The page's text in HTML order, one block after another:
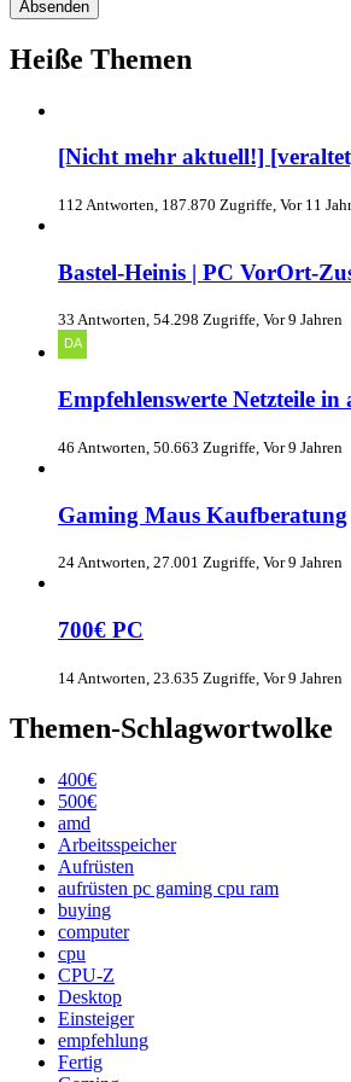
Heiße Themen
[Nicht mehr aktuell!]
112 Antworten, 187.870 Zugriffe, Vor 11
Bastel-Heinis | PC VorOrt-
33 Antworten, 54.298 Zugriffe, Vor 9 Jahren
Empfehlenswerte Netzteile
46 Antworten, 50.663 Zugriffe, Vor 9 Jahren
Gaming Maus Kaufberatung
24 Antworten, 27.001 Zugriffe, Vor 9 Jahren
700€ PC
14 Antworten, 23.635 Zugriffe, Vor 9 Jahren
Themen-Schlagwortwolke
400€
500€
amd
Arbeitsspeicher
Aufrüsten
aufrüsten pc gaming cpu ram
buying
computer
cpu
CPU-Z
Desktop
Einsteiger
empfehlung
Fertig